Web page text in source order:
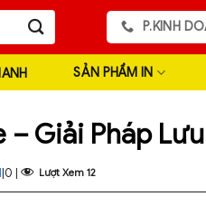
P.KINH
SẢN PHẨM IN
– Giải Pháp
0 | Lượt Xem 12